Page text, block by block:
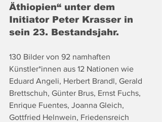
Äthiopien“ unter dem
Initiator Peter Krasser in
sein 23. Bestandsjahr.
130 Bilder von 92 namhaften
Künstler*innen aus 12 Nationen wie
Eduard Angeli, Herbert Brandl, Gerald
Brettschuh, Günter Brus, Ernst Fuchs,
Enrique Fuentes, Joanna Gleich,
Gottfried Helnwein, Friedensreich